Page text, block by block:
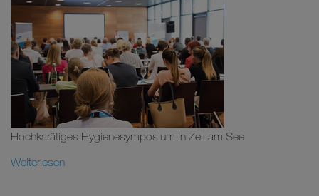
Hochkarätiges Hygienesymposium in Zell am See
Weiterlesen